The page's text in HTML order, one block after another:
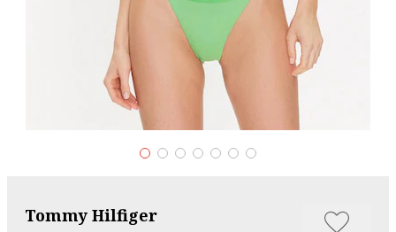
Tommy Hilfiger